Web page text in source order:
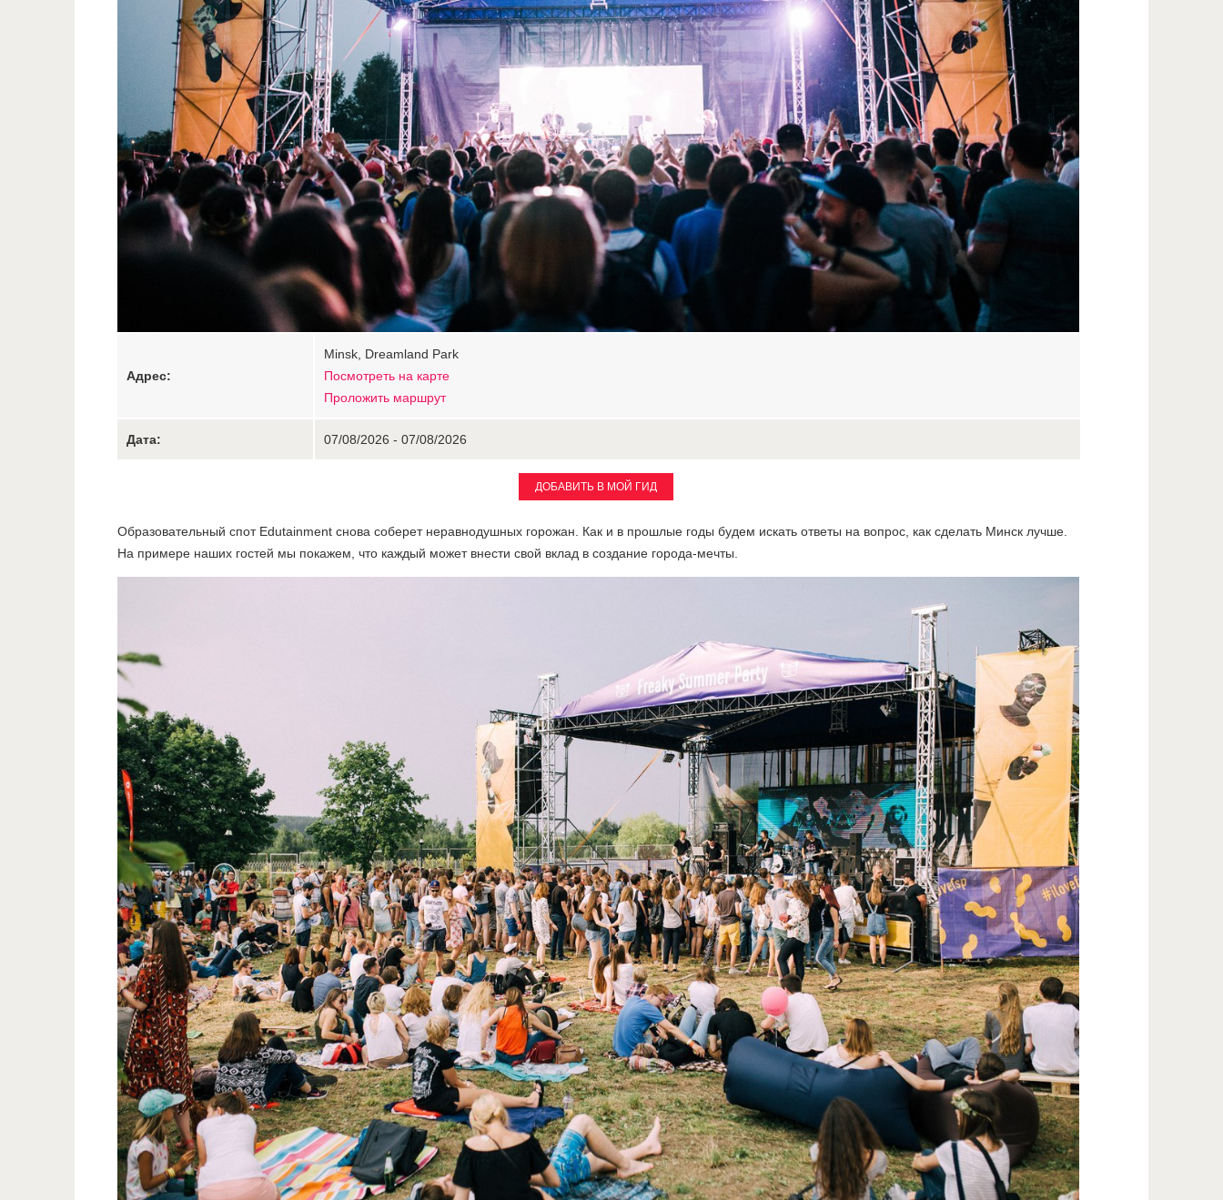
Адрес:
Minsk, Dreamland Park
Посмотреть на карте
Проложить маршрут
Дата: 07/08/2026 - 07/08/2026
ДОБАВИТЬ В МОЙ ГИД
Образовательный спот Edutainment снова соберет неравнодушных горожан. Как и в прошлые годы будем искать ответы на вопрос, как сделать Минск лучше.
На примере наших гостей мы покажем, что каждый может внести свой вклад в создание города-мечты.